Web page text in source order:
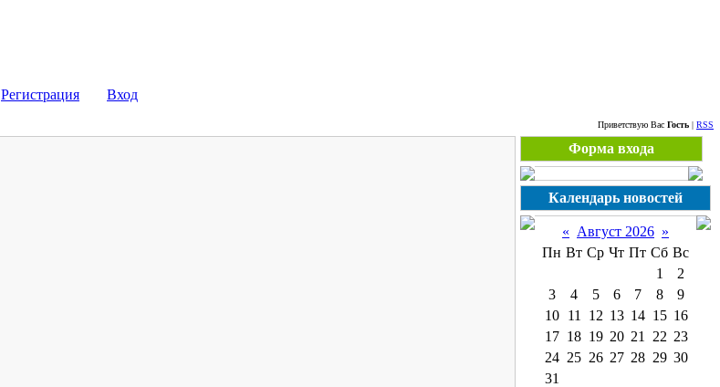
Регистрация Вход
Приветствую Вас Гость | RSS
Форма входа
Календарь новостей
« Август 2026 »
Пн Вт Ср Чт Пт Сб Вс
1
2
3
4 5 6 7 8
9
10
11 12 13 14 15 16
17 18 19 20 21 22 23
24 25 26 27 28 29 30
31